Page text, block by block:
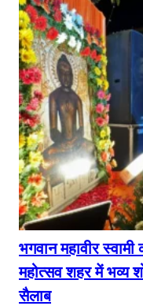
आस्था
राष्ट्रीय
व्यापार
करियर
अंतरराष्ट्रीय
राशिफल
एजुकेशन
Facebook
X
भगवान महावीर
महोत्सव शहर में भव्य
सैलाब